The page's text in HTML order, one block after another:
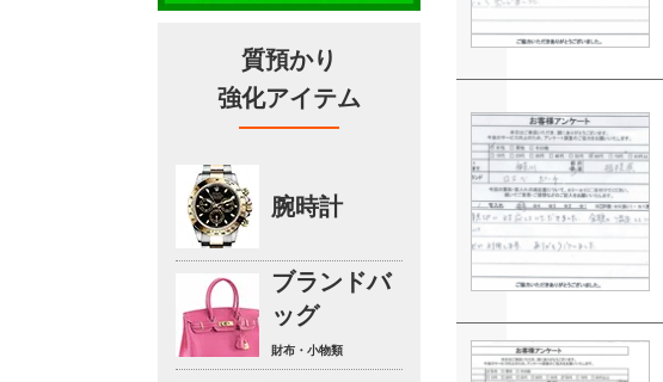
質預かり
強化アイテム
腕時計
ブランドバ
ッグ
財布・小物類